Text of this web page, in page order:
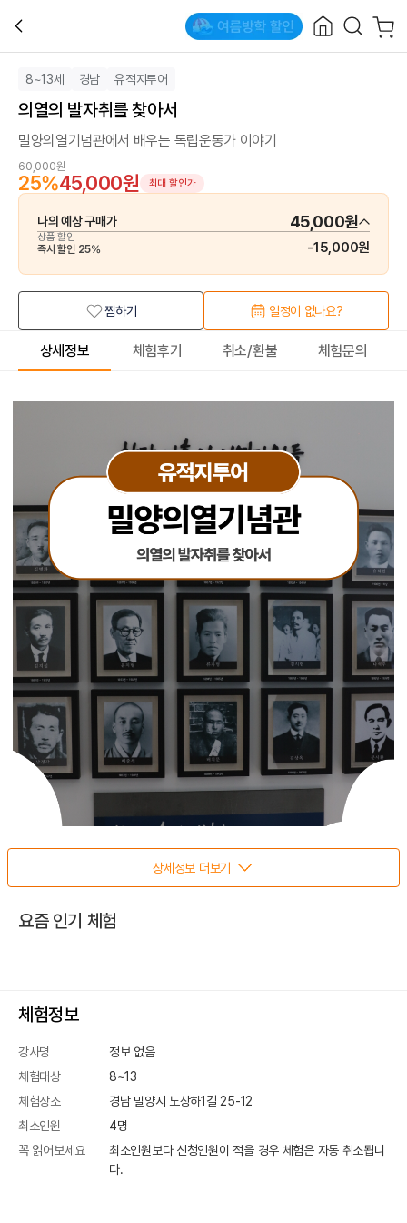
8~13세 경남 유적지투어
의열의 발자취를 찾아서
밀양의열기념관에서 배우는 독립운동가 이야기
60,000원
25%45,000원 최대 할인가
나의 예상 구매가 45,000원
상품 할인
즉시 할인 25% -15,000원
찜하기 일정이 없나요?
상세정보 체험후기 취소/환불 체험문의
상세정보 더보기
요즘 인기 체험
체험정보
강사명
정보 없음
체험대상
8~13
체험장소
경남 밀양시 노상하1길 25-12
최소인원
4명
꼭 읽어보세요
최소인원보다 신청인원이 적을 경우 체험은 자동 취소됩니
다.